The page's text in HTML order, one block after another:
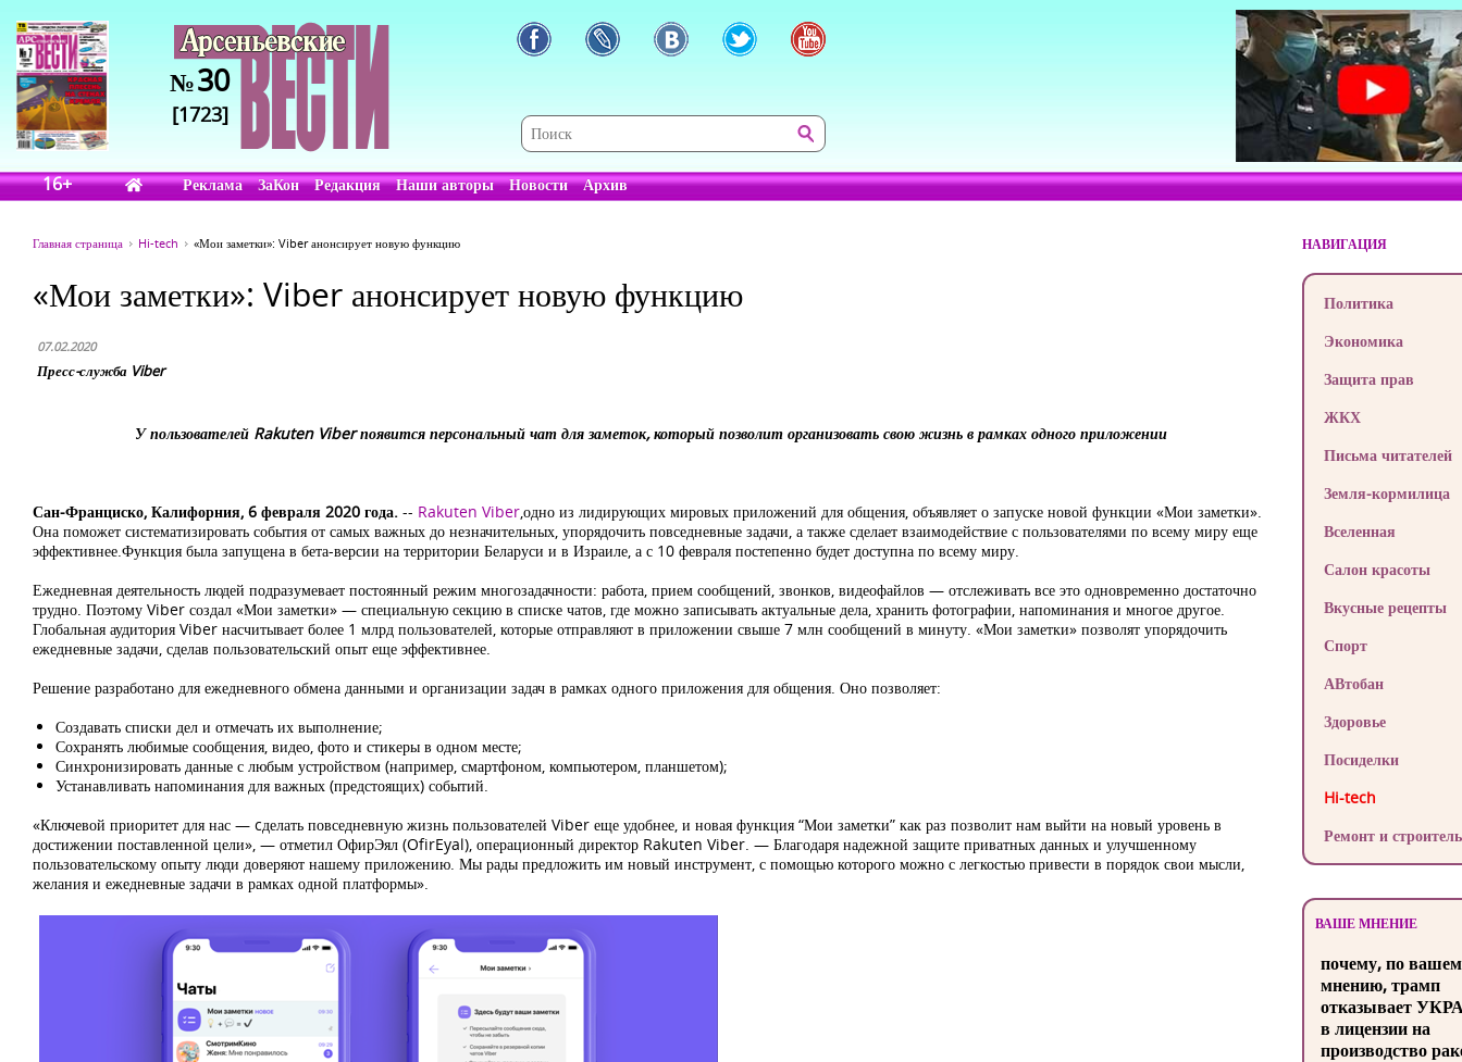
№30
[1723]
16+ Реклама ЗаКон Редакция Наши авторы Новости Архив
Главная страница Hi-tech «Мои заметки»: Viber анонсирует новую функцию
«Мои заметки»: Viber анонсирует новую функцию
07.02.2020
Пресс-служба Viber
У пользователей Rakuten Viber появится персональный чат для заметок, который позволит организовать свою жизнь в рамках одного приложении
Сан-Франциско, Калифорния, 6 февраля 2020 года. -- Rakuten Viber,одно из лидирующих мировых приложений для общения, объявляет о запуске новой функции «Мои заметки».
Она поможет систематизировать события от самых важных до незначительных, упорядочить повседневные задачи, а также сделает взаимодействие с пользователями по всему миру еще
эффективнее.Функция была запущена в бета-версии на территории Беларуси и в Израиле, а с 10 февраля постепенно будет доступна по всему миру.
Ежедневная деятельность людей подразумевает постоянный режим многозадачности: работа, прием сообщений, звонков, видеофайлов — отслеживать все это одновременно достаточно
трудно. Поэтому Viber создал «Мои заметки» — специальную секцию в списке чатов, где можно записывать актуальные дела, хранить фотографии, напоминания и многое другое.
Глобальная аудитория Viber насчитывает более 1 млрд пользователей, которые отправляют в приложении свыше 7 млн сообщений в минуту. «Мои заметки» позволят упорядочить
ежедневные задачи, сделав пользовательский опыт еще эффективнее.
Решение разработано для ежедневного обмена данными и организации задач в рамках одного приложения для общения. Оно позволяет:
Создавать списки дел и отмечать их выполнение;
Сохранять любимые сообщения, видео, фото и стикеры в одном месте;
Синхронизировать данные с любым устройством (например, смартфоном, компьютером, планшетом);
Устанавливать напоминания для важных (предстоящих) событий.
«Ключевой приоритет для нас — cделать повседневную жизнь пользователей Viber еще удобнее, и новая функция “Мои заметки” как раз позволит нам выйти на новый уровень в
достижении поставленной цели», — отметил ОфирЭял (OfirEyal), операционный директор Rakuten Viber. — Благодаря надежной защите приватных данных и улучшенному
пользовательскому опыту люди доверяют нашему приложению. Мы рады предложить им новый инструмент, с помощью которого можно с легкостью привести в порядок свои мысли,
желания и ежедневные задачи в рамках одной платформы».
НАВИГАЦИЯ
Политика
Экономика
Защита прав
ЖКХ
Письма читателей
Земля-кормилица
Вселенная
Салон красоты
Вкусные рецепты
Спорт
АВтобан
Здоровье
Посиделки
Hi-tech
Ремонт и
ВАШЕ МНЕНИЕ
почему, по
мнению, трамп
отказывает
в лицензии на
производство